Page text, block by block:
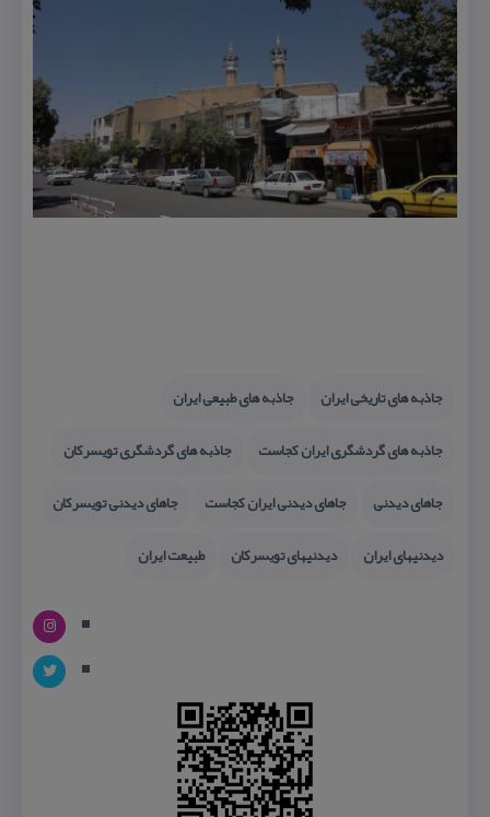
جاذبه های تاریخی ایران
جاذبه های طبیعی ایران
جاذبه های گردشگری ایران كجاست
جاذبه های گردشگری تویسركان
جاهای دیدنی
جاهای دیدنی ایران كجاست
جاهای دیدنی تویسركان
دیدنیهای ایران
دیدنیهای تویسركان طبیعت ایران